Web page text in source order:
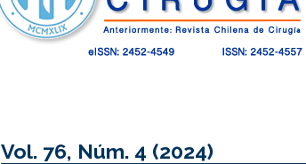
Vol. 76, Núm. 4 (2024)